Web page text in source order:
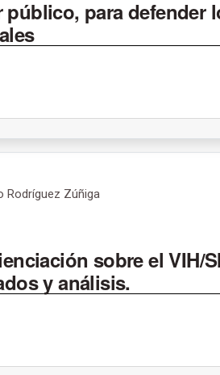
para defender
Rodríguez Zúñiga
sobre el VIH/
y análisis.